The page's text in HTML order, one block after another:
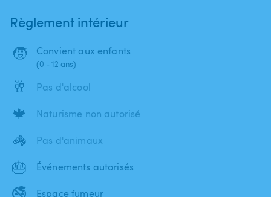
Règlement intérieur
🧒 Convient aux enfants
(0 - 12 ans)
🥂 Pas d'alcool
🍁 Naturisme non autorisé
🦓 Pas d'animaux
🎂 Événements autorisés
🚭 Espace fumeur